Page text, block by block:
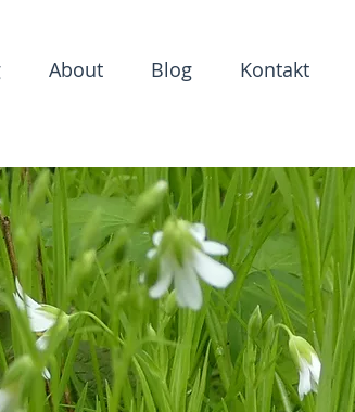
About Blog Kontakt